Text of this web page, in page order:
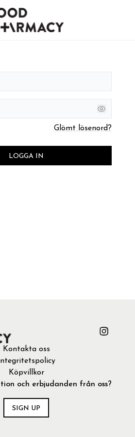
Glömt lösenord?
LOGGA IN
Kontakta oss
Integritetspolicy
Köpvillkor
och erbjudanden från oss?
SIGN UP